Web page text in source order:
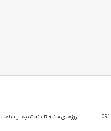
| روزهای شنبه تا پنجشنبه از ساعت 9 الی 20 پاسخگوی شما هستیم